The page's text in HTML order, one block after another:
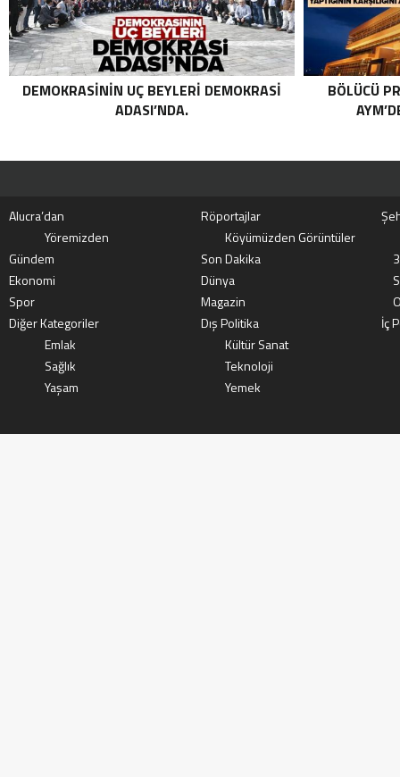
DEMOKRASININ UÇ BEYLERI DEMOKRASI
ADASI’NDA.
BÖLÜCÜ
Alucra’dan Röportajlar
Yöremizden
Köyümüzden Görüntüler
Gündem
Son Dakika
Ekonomi
Dünya
Spor
Magazin
Diğer Kategoriler
Dış Politika
İç
Emlak
Kültür Sanat
Sağlık
Teknoloji
Yaşam
Yemek